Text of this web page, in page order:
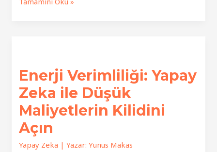
Kazançlarınızı
Artırın
Enerji Verimliliği: Yapay
Zeka ile Düşük
Maliyetlerin Kilidini
Açın
Yapay Zeka | Yazar: Yunus Makas